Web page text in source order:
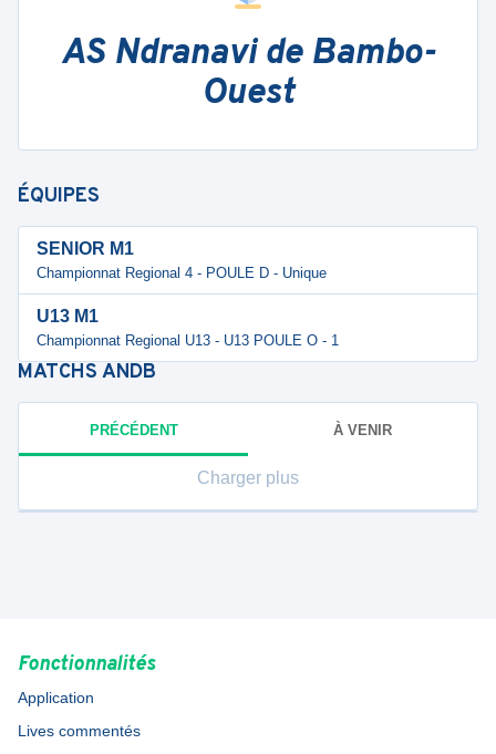
AS Ndranavi de Bambo-
Ouest
ÉQUIPES
SENIOR M1
Championnat Regional 4 - POULE D - Unique
U13 M1
Championnat Regional U13 - U13 POULE O - 1
MATCHS ANDB
PRÉCÉDENT À VENIR
Charger plus
Fonctionnalités
Application
Lives commentés